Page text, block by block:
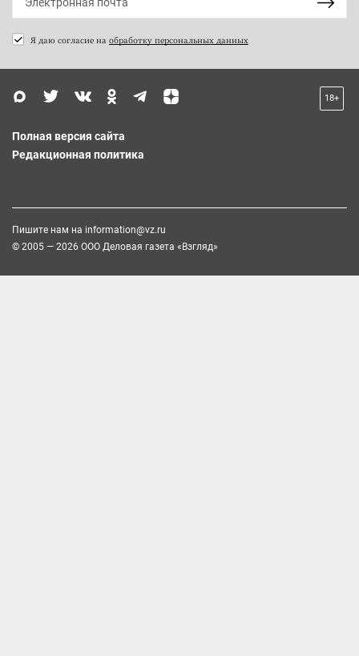
Я даю согласие на обработку персональных данных
18+
Полная версия сайта
Редакционная политика
Пишите нам на information@vz.ru
© 2005 — 2026 ООО Деловая газета «Взгляд»